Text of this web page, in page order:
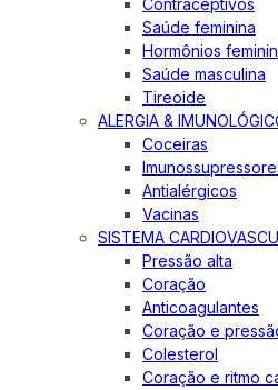
Contraceptivos
Saúde feminina
Hormônios
Saúde masculina
Tireoide
ALERGIA &
Coceiras
Antialérgicos
Vacinas
SISTEMA
Pressão alta
Coração
Anticoagulantes
Coração e
Colesterol
Coração e ritmo